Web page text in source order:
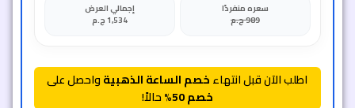
سعره منفردًا
989ج.م
إجمالي العرض
1,534 ج.م
اطلب الآن قبل انتهاءخصم الساعة الذهبيةواحصل على
خصم 50%
حالاً!